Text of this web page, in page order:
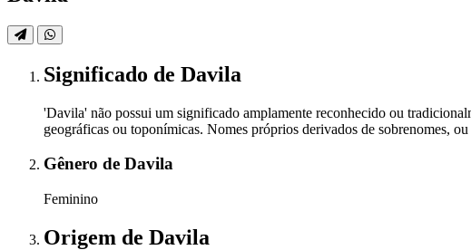
Significado de Davila
'Davila' não possui um significado amplamente reconhecido ou
geográficas ou toponímicas. Nomes próprios derivados de sobrenomes,
Gênero de Davila
Feminino
Origem de Davila